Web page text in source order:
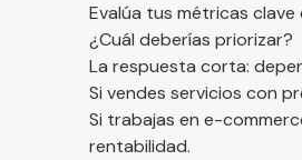
Evalúa tus métricas
¿Cuál deberías priorizar?
La respuesta corta:
Si vendes servicios con
Si trabajas en e-
rentabilidad.